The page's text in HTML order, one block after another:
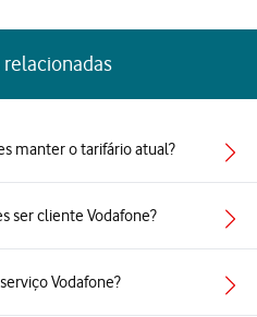
manter o tarifário atual?
ser cliente Vodafone?
Vodafone?